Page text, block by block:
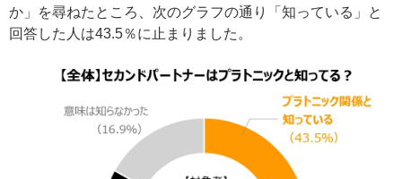
か」を尋ねたところ、次のグラフの通り「知っている」と
回答した人は43.5％に止まりました。